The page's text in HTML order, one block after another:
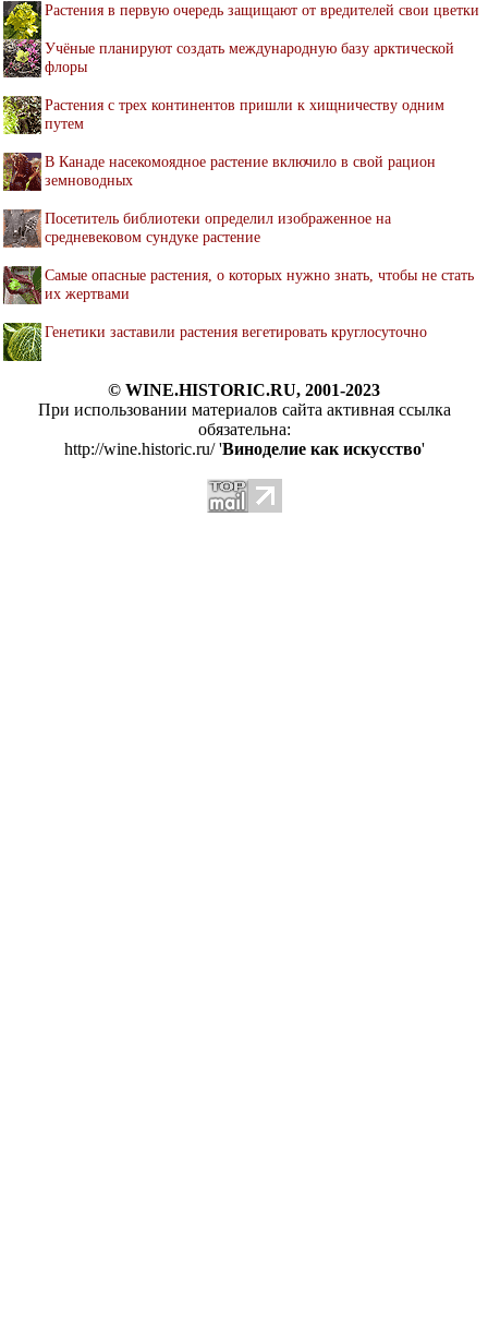
Растения в первую очередь защищают от вредителей свои цветки
Учёные планируют создать международную базу арктической
флоры
Растения с трех континентов пришли к хищничеству одним
путем
В Канаде насекомоядное растение включило в свой рацион
земноводных
Посетитель библиотеки определил изображенное на
средневековом сундуке растение
Самые опасные растения, о которых нужно знать, чтобы не стать
их жертвами
Генетики заставили растения вегетировать круглосуточно
© WINE.HISTORIC.RU, 2001-2023
При использовании материалов сайта активная ссылка
обязательна:
http://wine.historic.ru/ 'Виноделие как искусство'